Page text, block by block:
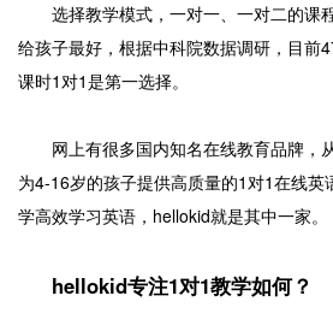
选择教学模式，一对一、一对二的课
给孩子最好，根据中科院数据调研，目前
课时1对1是第一选择。
网上有很多国内知名在线教育品牌，
为4-16岁的孩子提供高质量的1对1在线英
学高效学习英语，hellokid就是其中一家。
hellokid专注1对1教学如何？